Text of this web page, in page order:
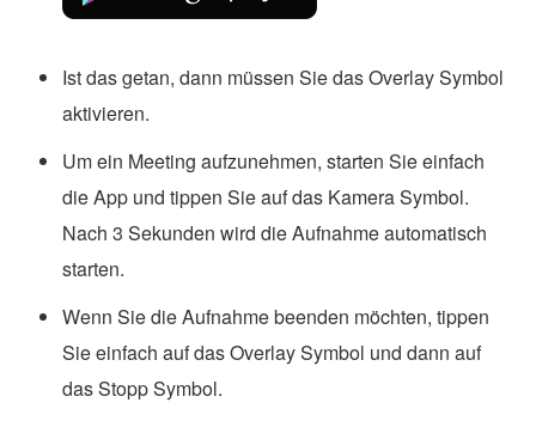
Ist das getan, dann müssen Sie das Overlay Symbol
aktivieren.
Um ein Meeting aufzunehmen, starten Sie einfach
die App und tippen Sie auf das Kamera Symbol.
Nach 3 Sekunden wird die Aufnahme automatisch
starten.
Wenn Sie die Aufnahme beenden möchten, tippen
Sie einfach auf das Overlay Symbol und dann auf
das Stopp Symbol.